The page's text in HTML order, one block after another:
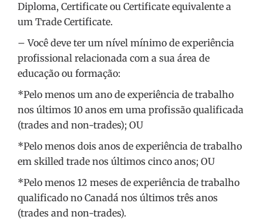
Diploma, Certificate ou Certificate equivalente a
um Trade Certificate.
– Você deve ter um nível mínimo de experiência
profissional relacionada com a sua área de
educação ou formação:
*Pelo menos um ano de experiência de trabalho
nos últimos 10 anos em uma profissão qualificada
(trades and non-trades); OU
*Pelo menos dois anos de experiência de trabalho
em skilled trade nos últimos cinco anos; OU
*Pelo menos 12 meses de experiência de trabalho
qualificado no Canadá nos últimos três anos
(trades and non-trades).